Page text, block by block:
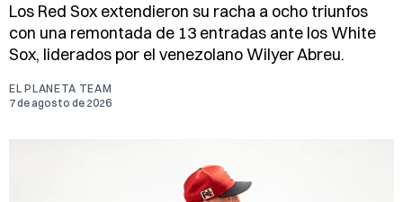
Los Red Sox extendieron su racha a ocho triunfos
con una remontada de 13 entradas ante los White
Sox, liderados por el venezolano Wilyer Abreu.
EL PLANETA TEAM
7 de agosto de 2026